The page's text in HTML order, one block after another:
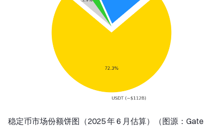
稳定币市场份额饼图（2025 年 6 月估算）（图源：Gate